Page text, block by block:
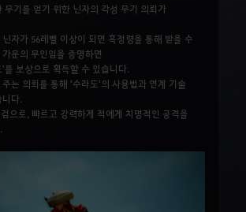
무기를 얻기 위한 닌자의 각성 무기 의뢰가
자가 56레벨 이상이 되면 흑정령을 통해 받을 수
문의 무인임을 증명하면
를 보상으로 획득할 수 있습니다.
주는 의뢰를 통해 '수라도'의 사용법과 연계 기술
다.
으로, 빠르고 강력하게 적에게 치명적인 공격을